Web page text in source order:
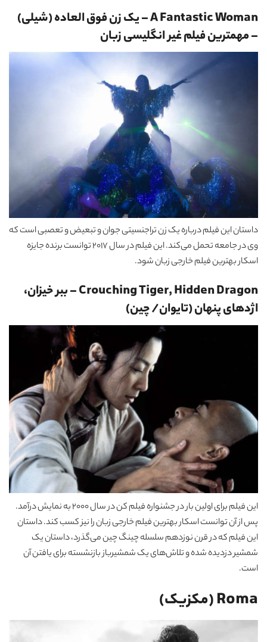
A Fantastic Woman – یک زن فوق العاده (شیلی)
–مهمترین فیلم غیر انگلیسی زبان
داستان این فیلم درباره یک زن تراجنسیتی جوان و تبعیض و تعصبی است که
وی در جامعه تحمل می‌کند. این فیلم در سال 2017 توانست برنده جایزه
اسکار بهترین فیلم خارجی زبان شود.
Crouching Tiger, Hidden Dragon – ببر خیزان،
اژدهای پنهان (تایوان/ چین)
این فیلم برای اولین بار در جشنواره فیلم کن در سال 2000 به نمایش درآمد.
پس از آن توانست اسکار بهترین فیلم خارجی زبان را نیز کسب کند. داستان
این فیلم که در قرن نوزدهم سلسله چینگ چین می‌گذرد، داستان یک
شمشیر دزدیده شده و تلاش‌های یک شمشیرباز بازنشسته برای یافتن آن
است.
Roma (مکزیک)